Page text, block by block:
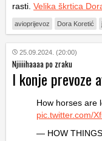
rasti. Velika škrtica
avioprijevoz Dora Koretić
25.09.2024. (20:00)
Njiiiihaaaa po zraku
I konje prevoze
How horses are
pic.twitter.com/
— HOW